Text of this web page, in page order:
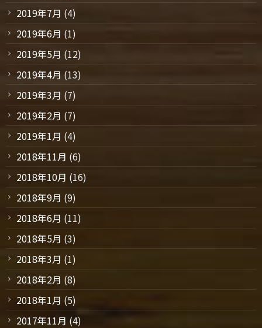
2019年7月 (4)
2019年6月 (1)
2019年5月 (12)
2019年4月 (13)
2019年3月 (7)
2019年2月 (7)
2019年1月 (4)
2018年11月 (6)
2018年10月 (16)
2018年9月 (9)
2018年6月 (11)
2018年5月 (3)
2018年3月 (1)
2018年2月 (8)
2018年1月 (5)
2017年11月 (4)